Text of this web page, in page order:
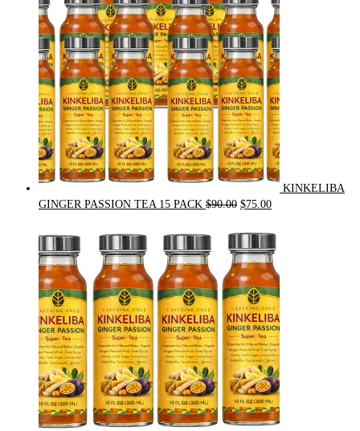
KINKELIBA
GINGER PASSION TEA 15 PACK $90.00 Original
was:
$90.00.
$75.00Current
is:
$75.00.